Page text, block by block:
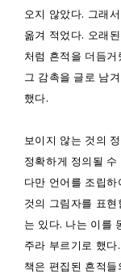
오지 않았다. 그래
옮겨 적었다. 오래
처럼 흔적을 더듬거
그 감촉을 글로 남
했다.
보이지 않는 것의
정확하게 정의될 수
다만 언어를 조립하
것의 그림자를 표현
는 있다. 나는 이를
주라 부르기로 했다
책은 편집된 흔적들